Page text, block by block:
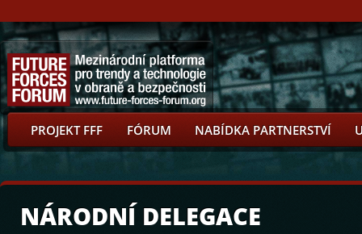
PROJEKT FFF FÓRUM NABÍDKA PARTNERSTVÍ
NÁRODNÍ DELEGACE